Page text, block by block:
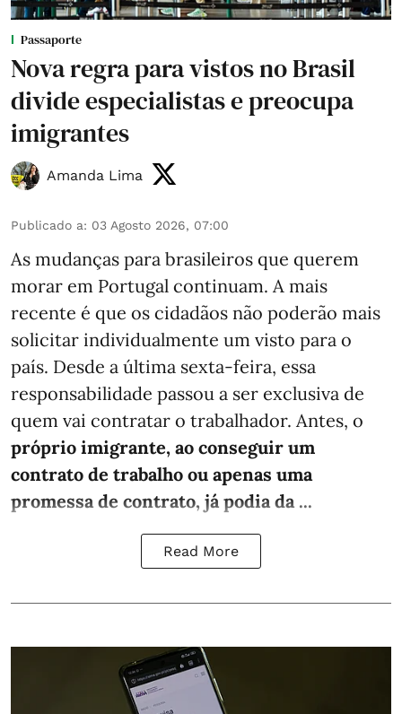
Passaporte
Nova regra para vistos no Brasil
divide especialistas e preocupa
imigrantes
Amanda Lima
Publicado a: 03 Agosto 2026, 07:00
As mudanças para brasileiros que querem
morar em Portugal continuam. A mais
recente é que os cidadãos não poderão mais
solicitar individualmente um visto para o
país. Desde a última sexta-feira, essa
responsabilidade passou a ser exclusiva de
quem vai contratar o trabalhador. Antes, o
próprio imigrante, ao conseguir um
contrato de trabalho ou apenas uma
promessa de contrato, já podia da ...
Read More